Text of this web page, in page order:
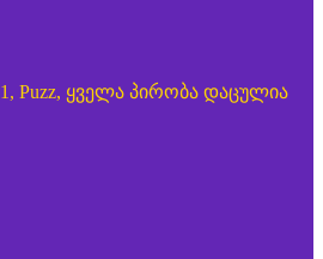
Puzz, ყველა პირობა დაცულია